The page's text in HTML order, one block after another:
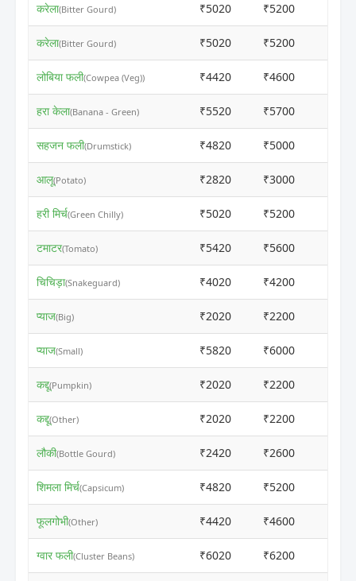
करेला(Bitter Gourd) ₹5020 ₹5200
करेला(Bitter Gourd) ₹5020 ₹5200
लोबिया फली(Cowpea (Veg)) ₹4420 ₹4600
हरा केला(Banana - Green) ₹5520 ₹5700
सहजन फली(Drumstick) ₹4820 ₹5000
आलू(Potato) ₹2820 ₹3000
हरी मिर्च(Green Chilly) ₹5020 ₹5200
टमाटर(Tomato) ₹5420 ₹5600
चिचिड़ा(Snakeguard) ₹4020 ₹4200
प्याज(Big) ₹2020 ₹2200
प्याज(Small) ₹5820 ₹6000
कद्दू(Pumpkin) ₹2020 ₹2200
कद्दू(Other) ₹2020 ₹2200
लौकी(Bottle Gourd) ₹2420 ₹2600
शिमला मिर्च(Capsicum) ₹4820 ₹5200
फूलगोभी(Other) ₹4420 ₹4600
ग्वार फली(Cluster Beans) ₹6020 ₹6200